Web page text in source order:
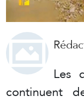
Les
continuent